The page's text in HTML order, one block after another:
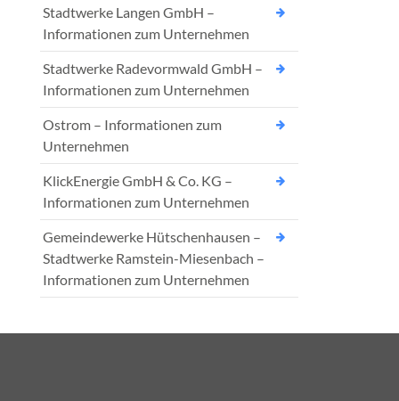
Stadtwerke Langen GmbH –
Informationen zum Unternehmen
Stadtwerke Radevormwald GmbH –
Informationen zum Unternehmen
Ostrom – Informationen zum
Unternehmen
KlickEnergie GmbH & Co. KG –
Informationen zum Unternehmen
Gemeindewerke Hütschenhausen –
Stadtwerke Ramstein-Miesenbach –
Informationen zum Unternehmen